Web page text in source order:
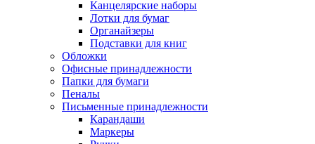
Канцелярские наборы
Лотки для бумаг
Органайзеры
Подставки для книг
Обложки
Офисные принадлежности
Папки для бумаги
Пеналы
Письменные принадлежности
Карандаши
Маркеры